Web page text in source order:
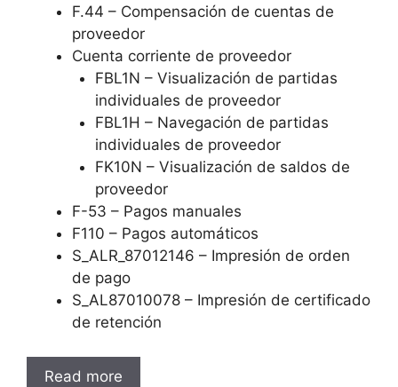
F.44 – Compensación de cuentas de
proveedor
Cuenta corriente de proveedor
FBL1N – Visualización de partidas
individuales de proveedor
FBL1H – Navegación de partidas
individuales de proveedor
FK10N – Visualización de saldos de
proveedor
F-53 – Pagos manuales
F110 – Pagos automáticos
S_ALR_87012146 – Impresión de orden
de pago
S_AL87010078 – Impresión de certificado
de retención
Read more